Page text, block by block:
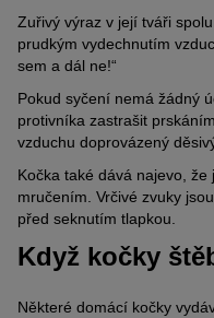
Zuřivý výraz v její tváři
prudkým vydechnutím
sem a dál ne!“
Pokud syčení nemá žádný
protivníka zastrašit
vzduchu doprovázený
Kočka také dává najevo,
mručením. Vrčivé zvuky
před seknutím tlapkou.
Když kočky
Některé domácí kočky